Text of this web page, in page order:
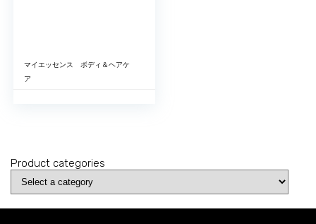
マイエッセンス ボディ＆ヘアケ
ア
Product categories